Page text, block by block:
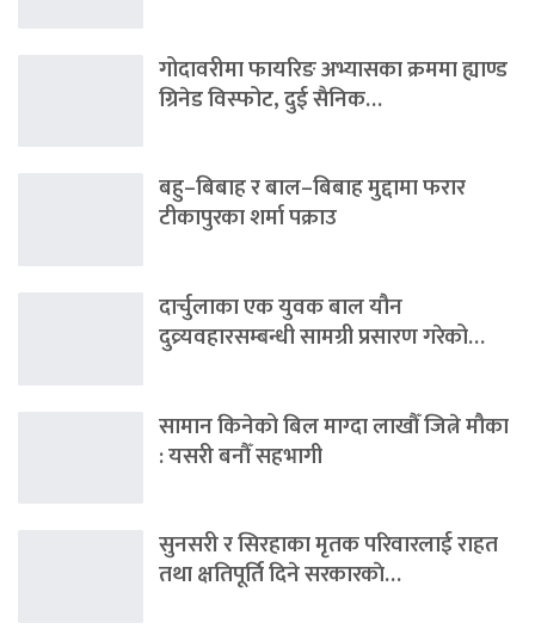
गोदावरीमा फायरिङ अभ्यासका क्रममा ह्याण्ड
ग्रिनेड विस्फोट, दुई सैनिक…
बहु–बिबाह र बाल–बिबाह मुद्दामा फरार
टीकापुरका शर्मा पक्राउ
दार्चुलाका एक युवक बाल यौन
दुव्र्यवहारसम्बन्धी सामग्री प्रसारण गरेको…
सामान किनेको बिल माग्दा लाखौँ जित्ने मौका
: यसरी बनौँ सहभागी
सुनसरी र सिरहाका मृतक परिवारलाई राहत
तथा क्षतिपूर्ति दिने सरकारकाे…